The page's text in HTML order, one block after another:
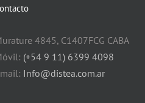
4845, C1407FCG CABA
(+54 9 11) 6399 4098
Info@distea.com.ar